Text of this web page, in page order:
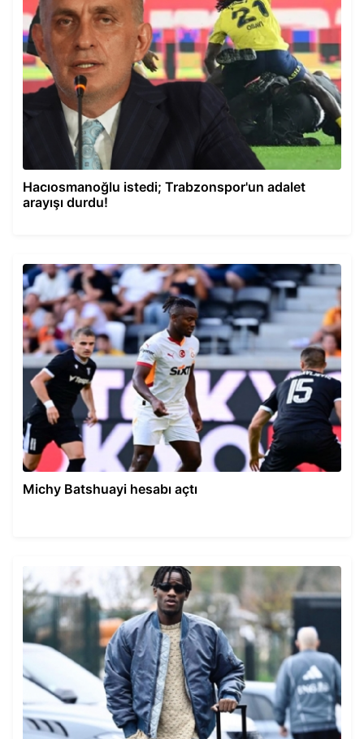
Hacıosmanoğlu istedi; Trabzonspor'un adalet
arayışı durdu!
Michy Batshuayi hesabı açtı